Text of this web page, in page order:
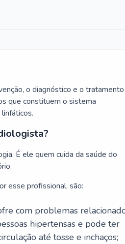
o diagnóstico e o tratamento
que constituem o sistema
É ele quem cuida da saúde do
esse profissional, são:
com problemas
hipertensas e pode ter
até tosse e inchaços;